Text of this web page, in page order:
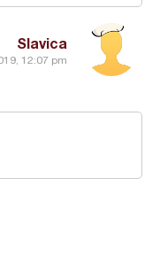
Slavica
12:07 pm